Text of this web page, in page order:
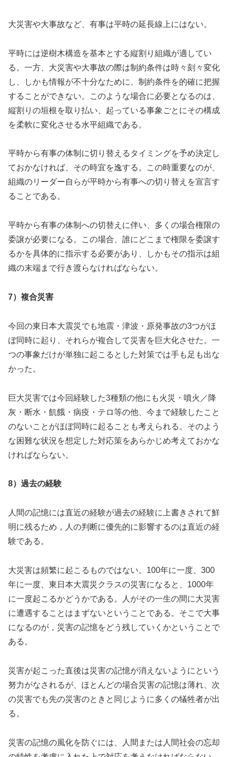
大災害や大事故など、有事は平時の延長線上にはない。
平時には逆樹木構造を基本とする縦割り組織が適してい
る。一方、大災害や大事故の際は制約条件は時々刻々変化
し、しかも情報が不十分なために、制約条件を的確に把握
することができない。このような場合に必要となるのは、
縦割りの垣根を取り払い、起っている事象ごとにその構成
を柔軟に変化させる水平組織である。
平時から有事の体制に切り替えるタイミングを予め決定し
ておかなければ、その時宜を逸する。この時重要なのが、
組織のリーダー自らが平時から有事への切り替えを宣言す
ることである。
平時から有事の体制への切替えに伴い、多くの場合権限の
委譲が必要になる。この場合、誰にどこまで権限を委譲す
るかを具体的に指示する必要があり、しかもその指示は組
織の末端まで行き渡らなければならない。
7）複合災害
今回の東日本大震災でも地震・津波・原発事故の3つがほ
ぼ同時に起り、それらが複合して災害を巨大化させた。一
つの事象だけが単独に起こるとした対策では手も足も出な
かった。
巨大災害では今回経験した3種類の他にも火災・噴火／降
灰・断水・飢餓・病疫・テロ等の他、今まで経験したこと
のないことがほぼ同時に起ることも考えられる。そのよう
な困難な状況を想定した対応策をあらかじめ考えておかな
ければならない。
8）過去の経験
人間の記憶には直近の経験が過去の経験に上書きされて鮮
明に残るため，人の判断に優先的に影響するのは直近の経
験である。
大災害は頻繁に起こるものではない。100年に一度、300
年に一度、東日本大震災クラスの災害になると、1000年
に一度起こるかどうかである。人がその一生の間に大災害
に遭遇することはまずないということである。そこで大事
になるのが，災害の記憶をどう残していくかということで
ある。
災害が起こった直後は災害の記憶が消えないようにという
努力がなされるが、ほとんどの場合災害の記憶は薄れ、次
の災害でも先の災害のときと同じように多くの犠牲者が出
る。
災害の記憶の風化を防ぐには、人間または人間社会の忘却